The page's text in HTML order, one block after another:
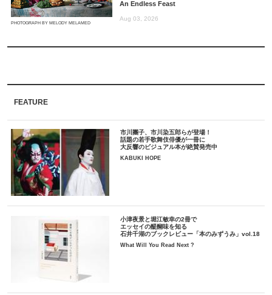
PHOTOGRAPH BY MELODY MELAMED
An Endless Feast
Aug 03, 2026
FEATURE
市川團子、市川染五郎らが登場！
話題の若手歌舞伎俳優が一冊に
大反響のビジュアル本が絶賛発売中
KABUKI HOPE
小津夜景と堀江敏幸の2冊で
エッセイの醍醐味を知る
石井千湖のブックレビュー「本のみずうみ」vol.18
What Will You Read Next ?